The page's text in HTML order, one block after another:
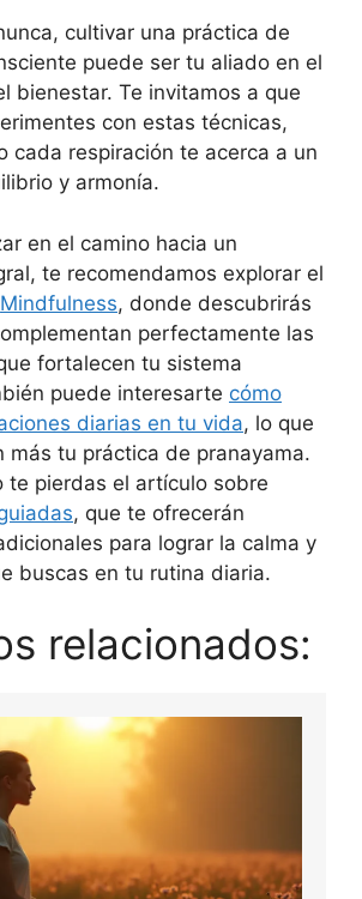
cultivar una práctica de
puede ser tu aliado en el
bienestar. Te invitamos a que
con estas técnicas,
cada respiración te acerca a un
y armonía.
en el camino hacia un
te recomendamos explorar el
Mindfulness, donde descubrirás
perfectamente las
fortalecen tu sistema
puede interesarte cómo
diarias en tu vida, lo que
más tu práctica de pranayama.
te pierdas el artículo sobre
, que te ofrecerán
para lograr la calma y
buscas en tu rutina diaria.
relacionados: